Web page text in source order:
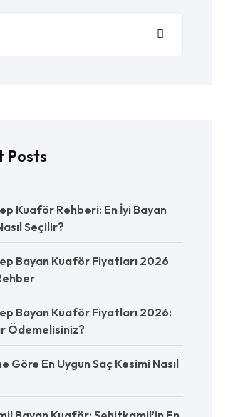
Posts
Kuaför Rehberi: En İyi Bayan
Seçilir?
Bayan Kuaför Fiyatları 2026
Bayan Kuaför Fiyatları 2026:
Ödemelisiniz?
Göre En Uygun Saç Kesimi Nasıl